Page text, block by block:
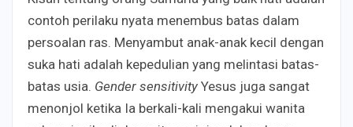
contoh perilaku nyata menembus batas dalam
persoalan ras. Menyambut anak-anak kecil dengan
suka hati adalah kepedulian yang melintasi batas-
batas usia. Gender sensitivity Yesus juga sangat
menonjol ketika Ia berkali-kali mengakui wanita